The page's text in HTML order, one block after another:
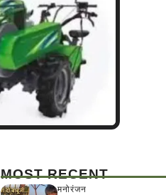
MOST RECENT
मनोरंजन